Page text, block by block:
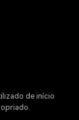
de início